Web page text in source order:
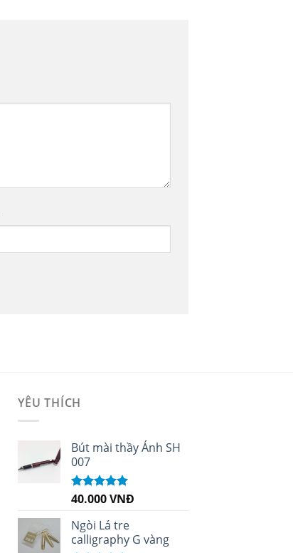
YÊU THÍCH
Bút mài thầy Ánh SH
007
Được xếp
sao
40.000VNĐ
Ngòi Lá tre
calligraphy G vàng